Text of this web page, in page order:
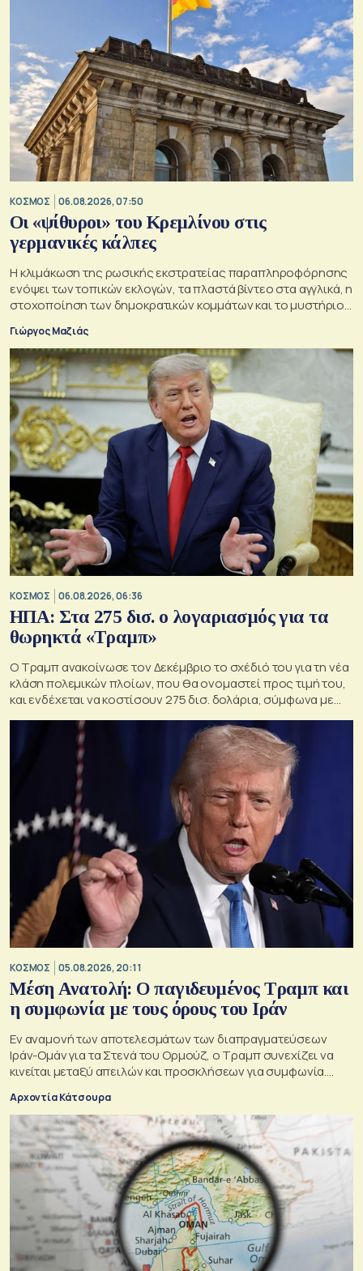
ΚΟΣΜΟΣ 06.08.2026, 07:50
Οι «ψίθυροι» του Κρεμλίνου στις
γερμανικές κάλπες
Η κλιμάκωση της ρωσικής εκστρατείας παραπληροφόρησης
ενόψει των τοπικών εκλογών, τα πλαστά βίντεο στα αγγλικά, η
στοχοποίηση των δημοκρατικών κομμάτων και το μυστήριο
της παράδοξης στρατηγικής.
Γιώργος Μαζιάς
ΚΟΣΜΟΣ 06.08.2026, 06:36
ΗΠΑ: Στα 275 δισ. ο λογαριασμός για τα
θωρηκτά «Τραμπ»
Ο Τραμπ ανακοίνωσε τον Δεκέμβριο το σχέδιό του για τη νέα
κλάση πολεμικών πλοίων, που θα ονομαστεί προς τιμή του,
και ενδέχεται να κοστίσουν 275 δισ. δολάρια, σύμφωνα με
εκτιμήσεις του Κογκρέσου.
ΚΟΣΜΟΣ 05.08.2026, 20:11
Μέση Ανατολή: Ο παγιδευμένος Τραμπ και
η συμφωνία με τους όρους του Ιράν
Εν αναμονή των αποτελεσμάτων των διαπραγματεύσεων
Ιράν-Ομάν για τα Στενά του Ορμούζ, ο Τραμπ συνεχίζει να
κινείται μεταξύ απειλών και προσκλήσεων για συμφωνία.
Μουσκάτ και Τεχεράνη.
Αρχοντία Κάτσουρα